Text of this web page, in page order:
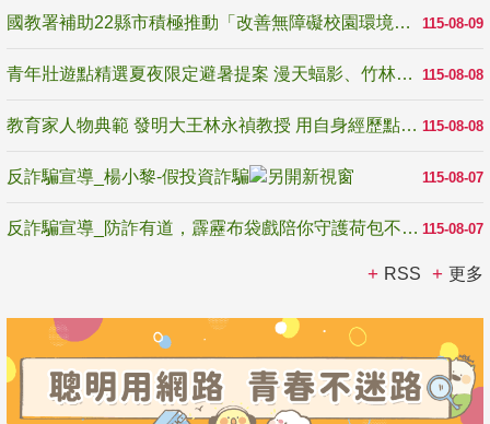
115-08-09
國教署補助22縣市積極推動「改善無障礙校園環境計畫」 打造友善、安全、無礙學習空間
115-08-08
青年壯遊點精選夏夜限定避暑提案 漫天蝠影、竹林尋蛙、茶香夜觀 邀青年暮色出發
115-08-08
教育家人物典範 發明大王林永禎教授 用自身經歷點亮學生的路
115-08-07
反詐騙宣導_楊小黎-假投資詐騙
115-08-07
反詐騙宣導_防詐有道，霹靂布袋戲陪你守護荷包不受騙
RSS 更多